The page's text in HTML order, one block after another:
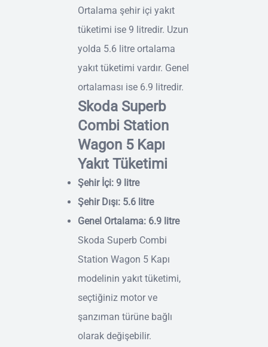
Ortalama şehir içi yakıt
tüketimi ise 9 litredir. Uzun
yolda 5.6 litre ortalama
yakıt tüketimi vardır. Genel
ortalaması ise 6.9 litredir.
Skoda Superb
Combi Station
Wagon 5 Kapı
Yakıt Tüketimi
Şehir İçi: 9 litre
Şehir Dışı: 5.6 litre
Genel Ortalama: 6.9 litre
Skoda Superb Combi
Station Wagon 5 Kapı
modelinin yakıt tüketimi,
seçtiğiniz motor ve
şanzıman türüne bağlı
olarak değişebilir.